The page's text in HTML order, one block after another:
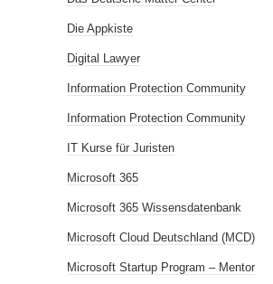
Die Appkiste
Digital Lawyer
Information Protection Community
Information Protection Community
IT Kurse für Juristen
Microsoft 365
Microsoft 365 Wissensdatenbank
Microsoft Cloud Deutschland (MCD)
Microsoft Startup Program – Mentor